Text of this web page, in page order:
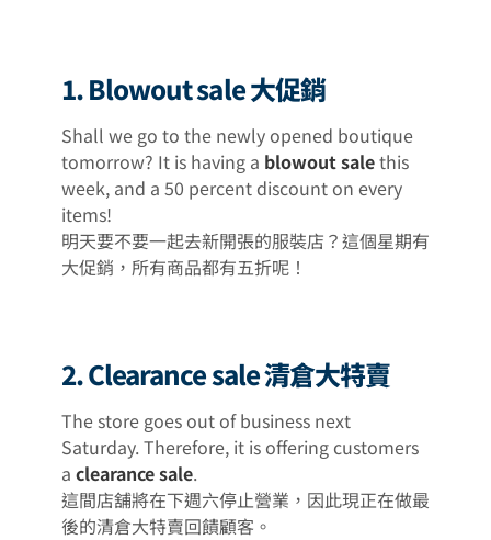
1. Blowout sale 大促銷
Shall we go to the newly opened boutique
tomorrow? It is having a blowout salethis
week, and a 50 percent discount on every
items!
明天要不要一起去新開張的服裝店？這個星期有
大促銷，所有商品都有五折呢！
2. Clearance sale 清倉大特賣
The store goes out of business next
Saturday. Therefore, it is offering customers
a clearance sale.
這間店舖將在下週六停止營業，因此現正在做最
後的清倉大特賣回饋顧客。